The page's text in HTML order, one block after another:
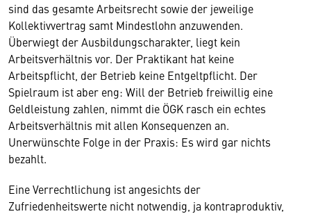
sind das gesamte Arbeitsrecht sowie der jeweilige
Kollektivvertrag samt Mindestlohn anzuwenden.
Überwiegt der Ausbildungscharakter, liegt kein
Arbeitsverhältnis vor. Der Praktikant hat keine
Arbeitspflicht, der Betrieb keine Entgeltpflicht. Der
Spielraum ist aber eng: Will der Betrieb freiwillig eine
Geldleistung zahlen, nimmt die ÖGK rasch ein echtes
Arbeitsverhältnis mit allen Konsequenzen an.
Unerwünschte Folge in der Praxis: Es wird gar nichts
bezahlt.
Eine Verrechtlichung ist angesichts der
Zufriedenheitswerte nicht notwendig, ja kontraproduktiv,